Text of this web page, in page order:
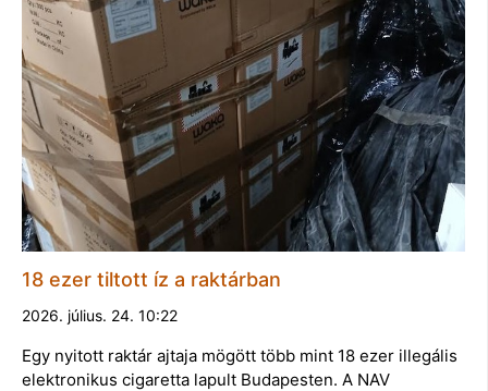
18 ezer tiltott íz a raktárban
2026. július. 24. 10:22
Egy nyitott raktár ajtaja mögött több mint 18 ezer illegális
elektronikus cigaretta lapult Budapesten. A NAV